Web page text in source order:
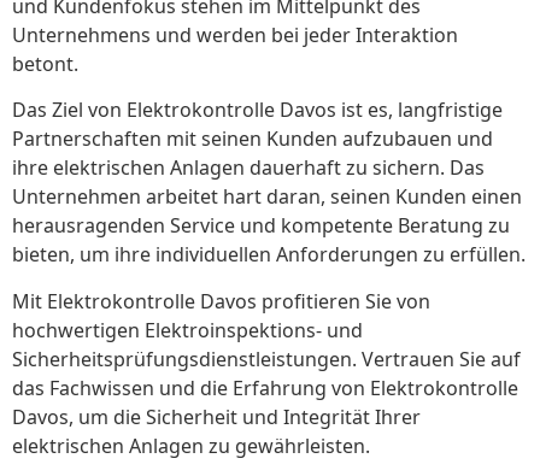
und Kundenfokus stehen im Mittelpunkt des
Unternehmens und werden bei jeder Interaktion
betont.
Das Ziel von Elektrokontrolle Davos ist es, langfristige
Partnerschaften mit seinen Kunden aufzubauen und
ihre elektrischen Anlagen dauerhaft zu sichern. Das
Unternehmen arbeitet hart daran, seinen Kunden einen
herausragenden Service und kompetente Beratung zu
bieten, um ihre individuellen Anforderungen zu erfüllen.
Mit Elektrokontrolle Davos profitieren Sie von
hochwertigen Elektroinspektions- und
Sicherheitsprüfungsdienstleistungen. Vertrauen Sie auf
das Fachwissen und die Erfahrung von Elektrokontrolle
Davos, um die Sicherheit und Integrität Ihrer
elektrischen Anlagen zu gewährleisten.